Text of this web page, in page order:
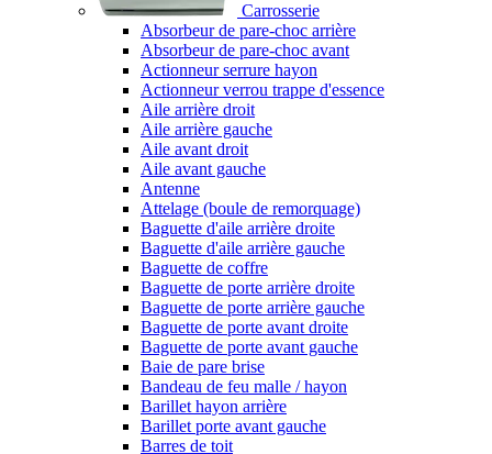
Carrosserie
Absorbeur de pare-choc arrière
Absorbeur de pare-choc avant
Actionneur serrure hayon
Actionneur verrou trappe d'essence
Aile arrière droit
Aile arrière gauche
Aile avant droit
Aile avant gauche
Antenne
Attelage (boule de remorquage)
Baguette d'aile arrière droite
Baguette d'aile arrière gauche
Baguette de coffre
Baguette de porte arrière droite
Baguette de porte arrière gauche
Baguette de porte avant droite
Baguette de porte avant gauche
Baie de pare brise
Bandeau de feu malle / hayon
Barillet hayon arrière
Barillet porte avant gauche
Barres de toit